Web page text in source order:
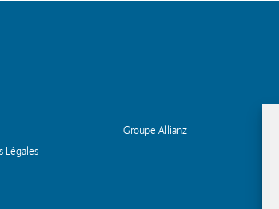
Légales
Groupe Allianz